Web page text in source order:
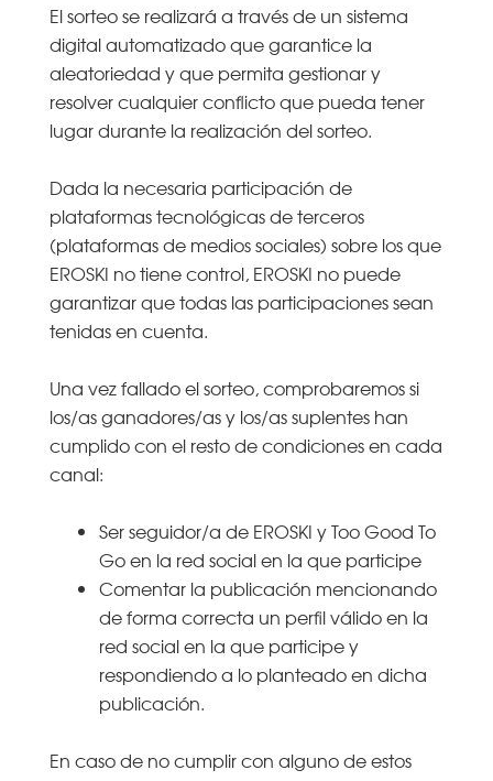
El sorteo se realizará a través de un sistema
digital automatizado que garantice la
aleatoriedad y que permita gestionar y
resolver cualquier conflicto que pueda tener
lugar durante la realización del sorteo.
Dada la necesaria participación de
plataformas tecnológicas de terceros
(plataformas de medios sociales) sobre los que
EROSKI no tiene control, EROSKI no puede
garantizar que todas las participaciones sean
tenidas en cuenta.
Una vez fallado el sorteo, comprobaremos si
los/as ganadores/as y los/as suplentes han
cumplido con el resto de condiciones en cada
canal:
Ser seguidor/a de EROSKI y Too Good To
Go en la red social en la que participe
Comentar la publicación mencionando
de forma correcta un perfil válido en la
red social en la que participe y
respondiendo a lo planteado en dicha
publicación.
En caso de no cumplir con alguno de estos